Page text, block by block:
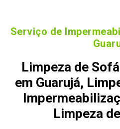
Serviço de
Limpeza de
em Guarujá,
Limpeza